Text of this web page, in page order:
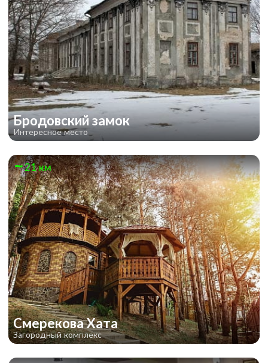
Бродовский замок
Интересное место
21 км
Смерекова Хата
Загородный комплекс